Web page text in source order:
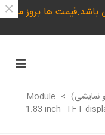
باشد.قیمت ها بروز می×
>
Module
1.83 inch -TFT